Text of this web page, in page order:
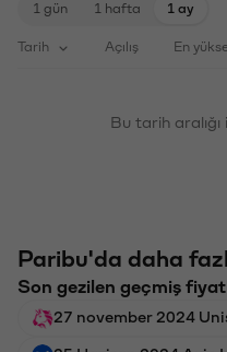
1 gün 1 hafta 1 ay
Tarih Açılış En
Bu tarih
Paribu'da daha
Son gezilen geçmiş
27 november 2024